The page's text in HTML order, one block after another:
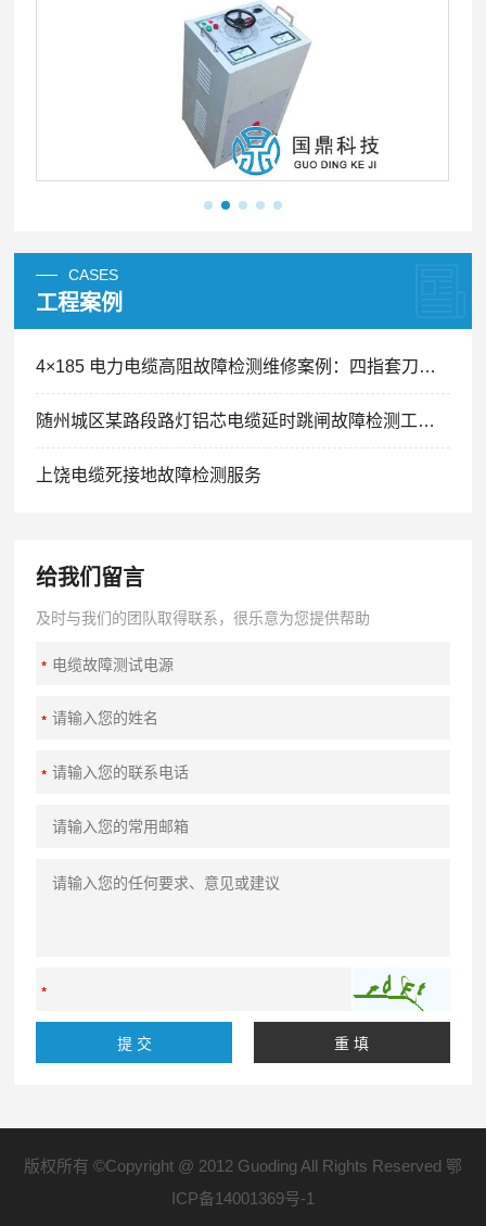
CASES
工程案例
4×185 电力电缆高阻故障检测维修案例：四指套刀片划痕引发间歇性跳闸精准排查
随州城区某路段路灯铝芯电缆延时跳闸故障检测工程案例
上饶电缆死接地故障检测服务
给我们留言
及时与我们的团队取得联系，很乐意为您提供帮助
版权所有 ©Copyright @ 2012 Guoding All Rights Reserved 鄂
ICP备14001369号-1